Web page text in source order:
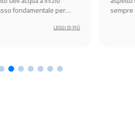
fondamentale per
LEGGI DI PIÙ
sempre